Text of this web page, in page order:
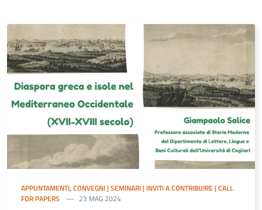
APPUNTAMENTI, CONVEGNI | SEMINARI | INVITI A CONTRIBUIRE | CALL
FOR PAPERS
23 MAG 2024